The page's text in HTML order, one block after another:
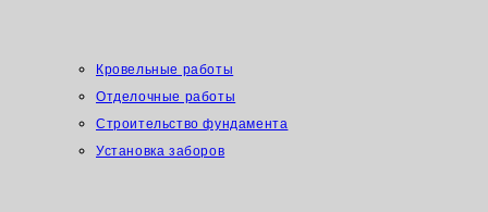
Кровельные работы
Отделочные работы
Строительство фундамента
Установка заборов